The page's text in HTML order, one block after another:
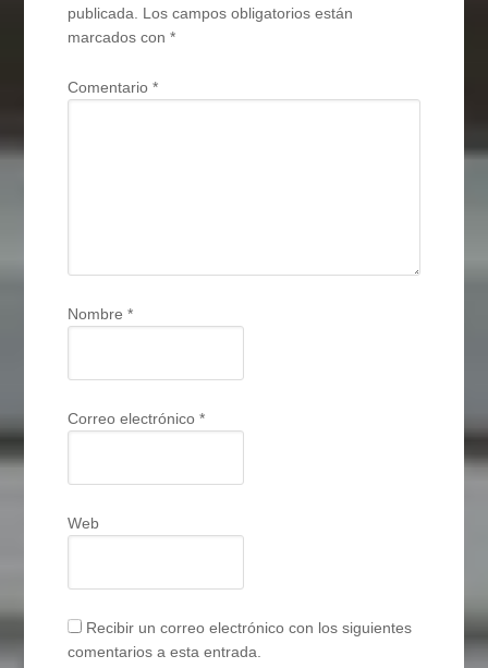
publicada.
Los campos obligatorios están
marcados con*
Comentario*
Nombre*
Correo electrónico*
Web
Recibir un correo electrónico con los siguientes
comentarios a esta entrada.